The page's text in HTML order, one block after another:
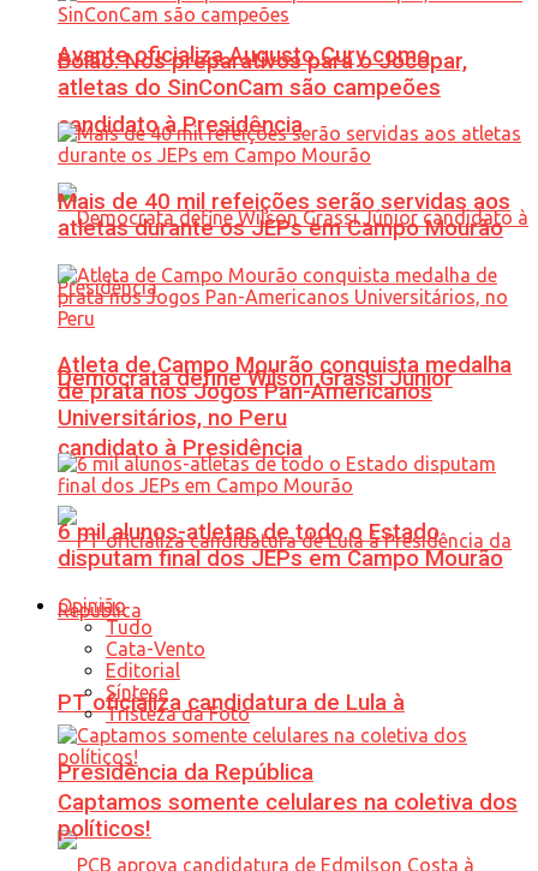
Avante oficializa Augusto Cury como
candidato à Presidência
Democrata define Wilson Grassi Júnior
candidato à Presidência
PT oficializa candidatura de Lula à
Presidência da República
Bolão: Nos preparativos para o Jocopar,
atletas do SinConCam são campeões
Mais de 40 mil refeições serão servidas aos
atletas durante os JEPs em Campo Mourão
Atleta de Campo Mourão conquista medalha
de prata nos Jogos Pan-Americanos
Universitários, no Peru
6 mil alunos-atletas de todo o Estado
disputam final dos JEPs em Campo Mourão
Opinião
Tudo
Cata-Vento
Editorial
Síntese
Tristeza da Foto
Captamos somente celulares na coletiva dos
políticos!